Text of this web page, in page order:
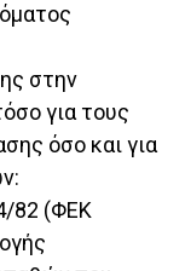
στην
για τους
όσο και για
82 (ΦΕΚ